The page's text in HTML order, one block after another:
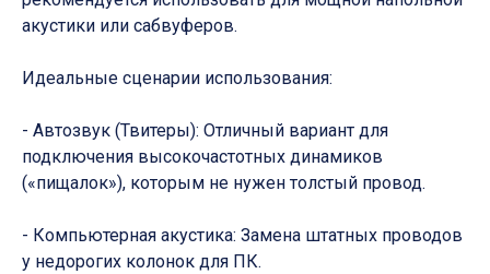
акустики или сабвуферов.
Идеальные сценарии использования:
- Автозвук (Твитеры): Отличный вариант для
подключения высокочастотных динамиков
(«пищалок»), которым не нужен толстый провод.
- Компьютерная акустика: Замена штатных проводов
у недорогих колонок для ПК.